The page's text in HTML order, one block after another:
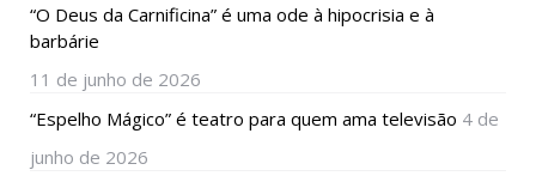
“O Deus da Carnificina” é uma ode à hipocrisia e à
barbárie
11 de junho de 2026
“Espelho Mágico” é teatro para quem ama televisão 4 de
junho de 2026